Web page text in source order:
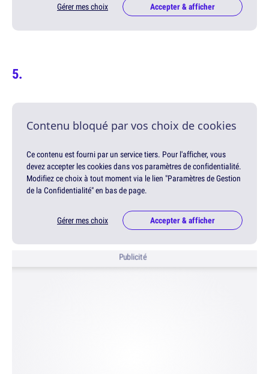
Gérer mes choix Accepter & afficher
Contenu bloqué par vos choix de cookies
Ce contenu est fourni par un service tiers. Pour l'afficher, vous
devez accepter les cookies dans vos paramètres de confidentialité.
Modifiez ce choix à tout moment via le lien "Paramètres de Gestion
de la Confidentialité" en bas de page.
Gérer mes choix Accepter & afficher
Publicité